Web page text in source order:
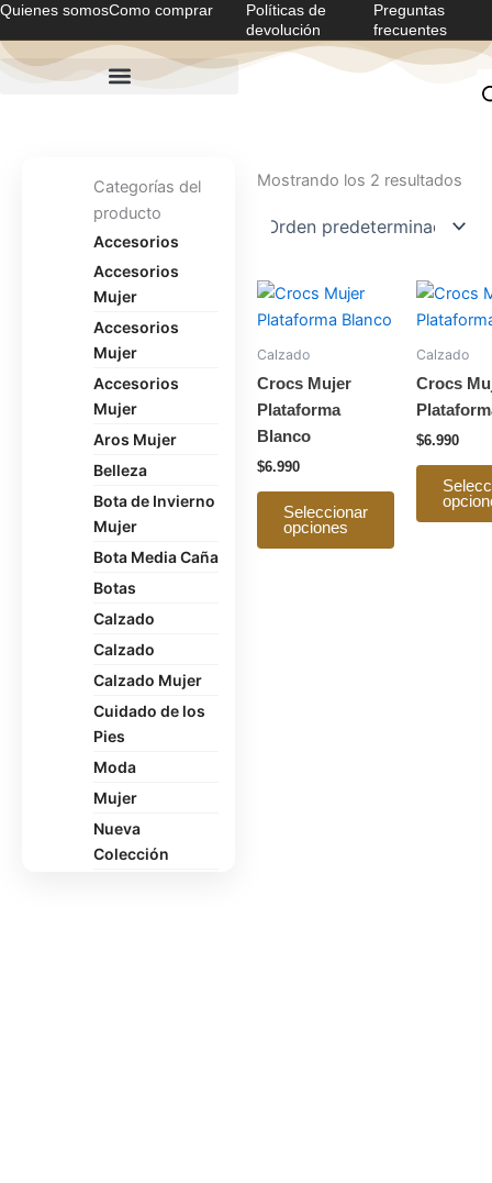
Ir
al
contenido
Quienes somosComo comprar
Políticas de
devolución
Preguntas
frecuentes
Categorías del
producto
Accesorios
Accesorios
Mujer
Accesorios
Mujer
Accesorios
Mujer
Aros Mujer
Belleza
Bota de Invierno
Mujer
Bota Media Caña
Botas
Calzado
Calzado
Calzado Mujer
Cuidado de los
Pies
Moda
Mujer
Nueva
Colección
Mostrando los 2 resultados
Calzado
Crocs Mujer
Plataforma
Blanco
$6.990
Seleccionar
opciones
Este
producto
tiene
opciones
pueden
Calzado
Crocs
$6.990